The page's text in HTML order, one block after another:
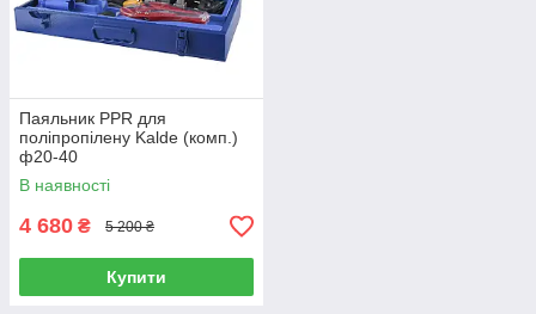
Паяльник PPR для
поліпропілену Kalde (комп.)
ф20-40
В наявності
4 680 ₴ 5 200 ₴
Купити